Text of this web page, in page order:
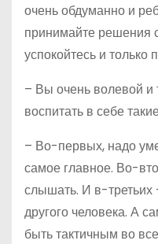
очень обдуманно и
принимайте решения
успокойтесь и только
– Вы очень волевой и
воспитать в себе
– Во-первых, надо
самое главное. Во-
слышать. И в-третьих
другого человека. А
быть тактичным во